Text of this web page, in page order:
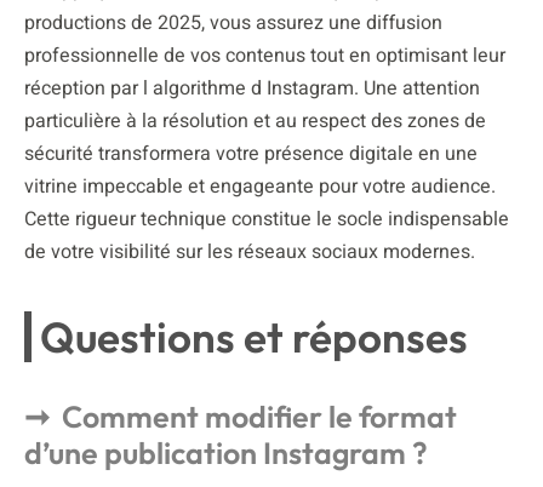
productions de 2025, vous assurez une diffusion
professionnelle de vos contenus tout en optimisant leur
réception par l algorithme d Instagram. Une attention
particulière à la résolution et au respect des zones de
sécurité transformera votre présence digitale en une
vitrine impeccable et engageante pour votre audience.
Cette rigueur technique constitue le socle indispensable
de votre visibilité sur les réseaux sociaux modernes.
Questions et réponses
Comment modifier le format
d’une publication Instagram ?